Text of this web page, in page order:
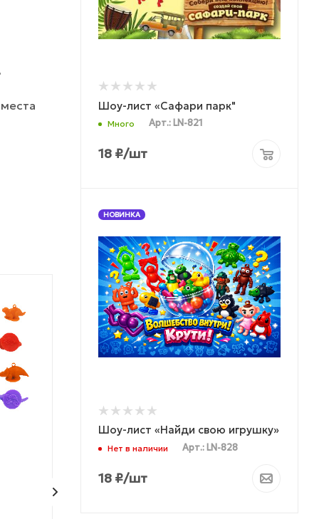
МОЖНО ДЕШЕВЛЕ
"Романтик"
Шоу-лист «Сафари парк"
Много Арт.: LN-821
18 ₽/шт
НОВИНКА
Шоу-лист «Найди свою игрушку»
Нет в наличии Арт.: LN-828
18 ₽/шт